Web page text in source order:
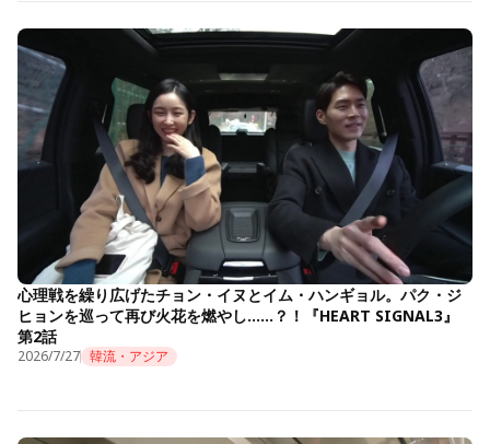
心理戦を繰り広げたチョン・イヌとイム・ハンギョル。パク・ジ
ヒョンを巡って再び火花を燃やし……？！『HEART SIGNAL3』
第2話
2026/7/27 韓流・アジア